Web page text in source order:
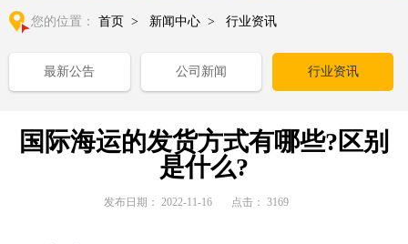
您的位置： 首页 > 新闻中心 > 行业资讯
最新公告 公司新闻 行业资讯
国际海运的发货方式有哪些?区别
是什么?
发布日期： 2022-11-16 点击： 3169